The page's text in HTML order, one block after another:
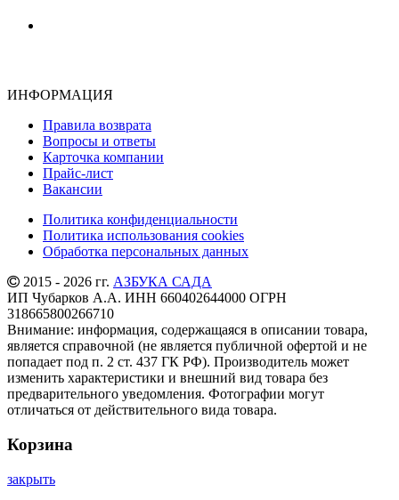
ИНФОРМАЦИЯ
Правила возврата
Вопросы и ответы
Карточка компании
Прайс-лист
Вакансии
Политика конфиденциальности
Политика использования cookies
Обработка персональных данных
2015 - 2026 гг. АЗБУКА САДА
ИП Чубарков А.А. ИНН 660402644000 ОГРН
318665800266710
Внимание: информация, содержащаяся в описании товара,
является справочной (не является публичной офертой и не
попадает под п. 2 ст. 437 ГК РФ). Производитель может
изменить характеристики и внешний вид товара без
предварительного уведомления. Фотографии могут
отличаться от действительного вида товара.
Корзина
закрыть